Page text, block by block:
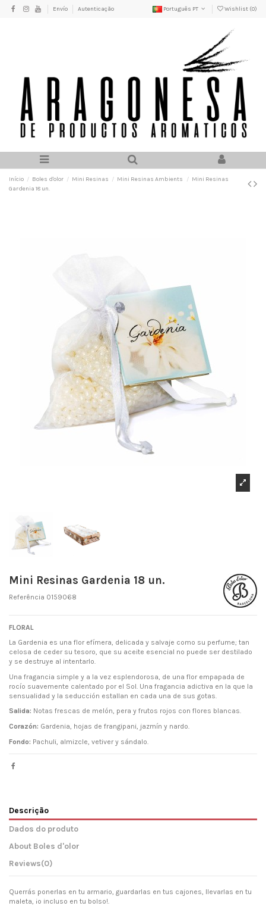
Envío Autenticação Português PT Wishlist (0)
Início Boles d'olor Mini Resinas Mini Resinas Ambients
Mini Resinas
Gardenia 18 un.
Mini Resinas Gardenia 18 un.
Referência 0159068
FLORAL
La Gardenia es una flor efímera, delicada y salvaje como su perfume; tan
celosa de ceder su tesoro, que su aceite esencial no puede ser destilado
y se destruye al intentarlo.
Una fragancia simple y a la vez esplendorosa, de una flor empapada de
rocío suavemente calentado por el Sol. Una fragancia adictiva en la que la
sensualidad y la seducción estallan en cada una de sus gotas.
Salida: Notas frescas de melón, pera y frutos rojos con flores blancas.
Corazón: Gardenia, hojas de frangipani, jazmín y nardo.
Fondo: Pachuli, almizcle, vetiver y sándalo.
Descrição
Dados do produto
About Boles d'olor
Reviews(0)
Querrás ponerlas en tu armario, guardarlas en tus cajones, llevarlas en tu
maleta, ¡o incluso en tu bolso!.